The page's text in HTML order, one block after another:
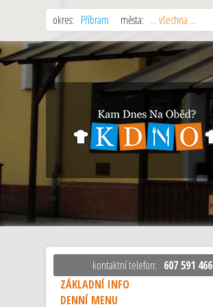
okres: Příbram města: ... všechna ...
kontaktní telefon: 607 591 466
ZÁKLADNÍ INFO
DENNÍ MENU